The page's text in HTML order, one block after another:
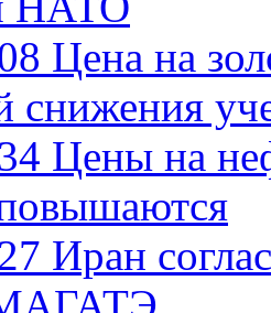
Цена на
снижения
Цены на
Иран